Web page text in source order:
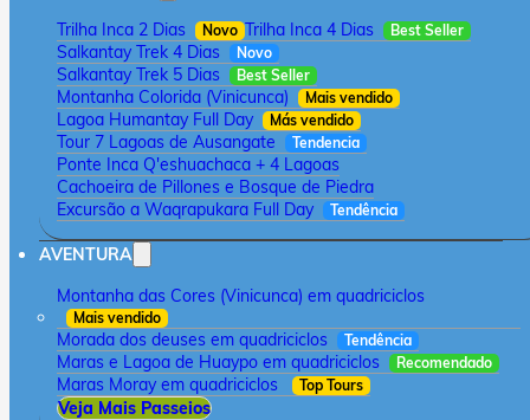
Trilha Inca 2 Dias
Novo Trilha Inca 4 Dias Best Seller
Salkantay Trek 4 Dias Novo
Salkantay Trek 5 Dias Best Seller
Montanha Colorida (Vinicunca) Mais vendido
Lagoa Humantay Full Day Más vendido
Tour 7 Lagoas de Ausangate Tendencia
Ponte Inca Q'eshuachaca + 4 Lagoas
Cachoeira de Pillones e Bosque de Piedra
Excursão a Waqrapukara Full Day
Tendência
AVENTURA
Montanha das Cores (Vinicunca) em quadriciclos
Mais vendido
Morada dos deuses em quadriciclos Tendência
Maras e Lagoa de Huaypo em quadriciclos Recomendado
Maras Moray em quadriciclos Top Tours
Veja Mais Passeios